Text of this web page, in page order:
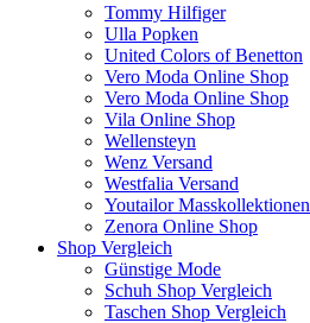
Tommy Hilfiger
Ulla Popken
United Colors of Benetton
Vero Moda Online Shop
Vero Moda Online Shop
Vila Online Shop
Wellensteyn
Wenz Versand
Westfalia Versand
Youtailor Masskollektionen
Zenora Online Shop
Shop Vergleich
Günstige Mode
Schuh Shop Vergleich
Taschen Shop Vergleich